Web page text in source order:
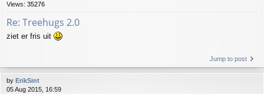
Views: 35276
Re: Treehugs 2.0
ziet er fris uit
Jump to post
by ErikSint
05 Aug 2015, 16:59